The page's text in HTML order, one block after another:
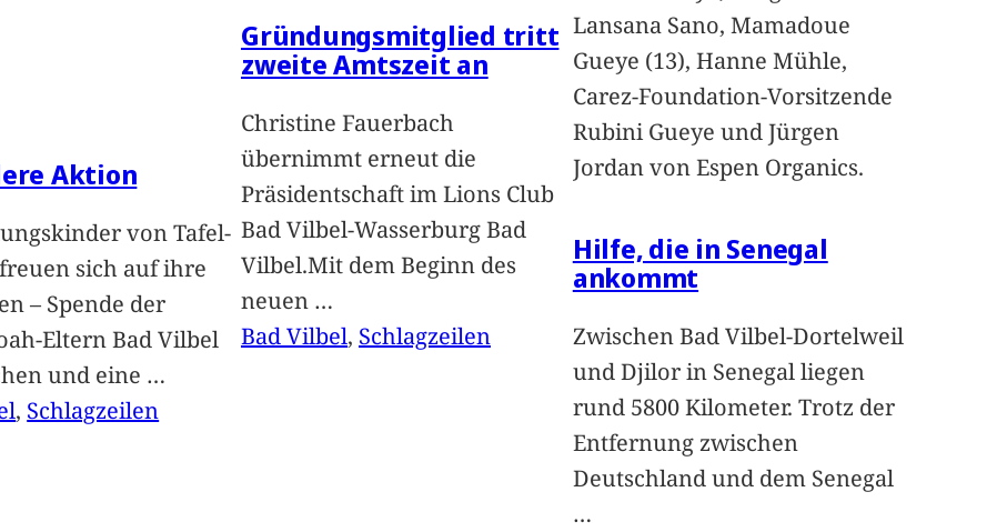
Aktion
von Tafel-
sich auf ihre
– Spende der
Eltern Bad Vilbel
und eine …
, Schlagzeilen
Gründungsmitglied tritt
zweite Amtszeit an
Christine Fauerbach
übernimmt erneut die
Präsidentschaft im Lions Club
Bad Vilbel-Wasserburg Bad
Vilbel.Mit dem Beginn des
neuen …
Bad Vilbel, Schlagzeilen
Lansana Sano, Mamadoue
Gueye (13), Hanne Mühle,
Carez-Foundation-Vorsitzende
Rubini Gueye und Jürgen
Jordan von Espen Organics.
Hilfe, die in Senegal
ankommt
Zwischen Bad Vilbel-Dortelweil
und Djilor in Senegal liegen
rund 5800 Kilometer. Trotz der
Entfernung zwischen
Deutschland und dem Senegal
…